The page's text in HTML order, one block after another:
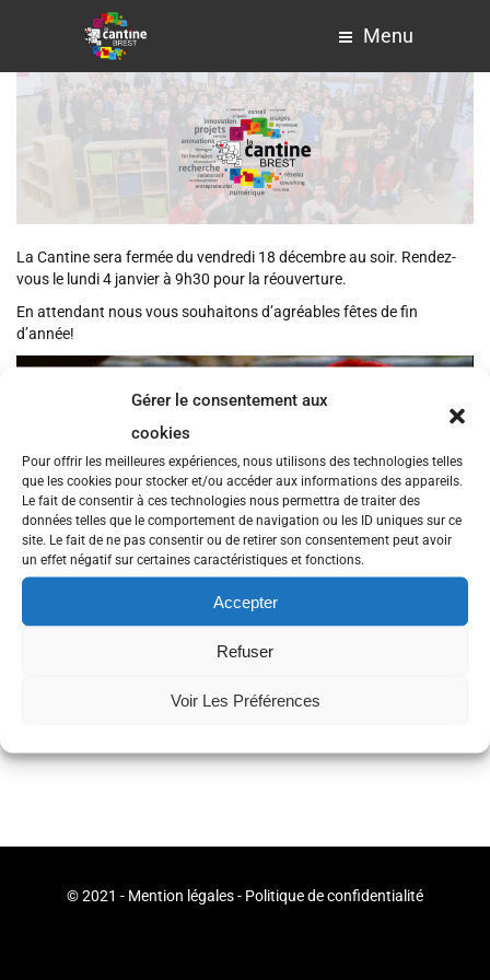
Gérer le consentement aux
cookies
Pour offrir les meilleures expériences, nous utilisons des technologies telles
que les cookies pour stocker et/ou accéder aux informations des appareils.
Le fait de consentir à ces technologies nous permettra de traiter des
données telles que le comportement de navigation ou les ID uniques sur ce
site. Le fait de ne pas consentir ou de retirer son consentement peut avoir
un effet négatif sur certaines caractéristiques et fonctions.
Accepter
Refuser
Voir Les Préférences
Menu
La Cantine sera fermée du vendredi 18 décembre au soir. Rendez-
vous le lundi 4 janvier à 9h30 pour la réouverture.
En attendant nous vous souhaitons d’agréables fêtes de fin
d’année!
© 2021 - Mention légales- Politique de confidentialité